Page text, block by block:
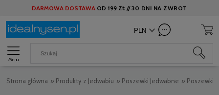
DARMOWA DOSTAWA OD 199 ZŁ //30 DNI NA ZWROT
Menu
Strona główna » Produkty z Jedwabiu » Poszewki Jedwabne » Poszewki